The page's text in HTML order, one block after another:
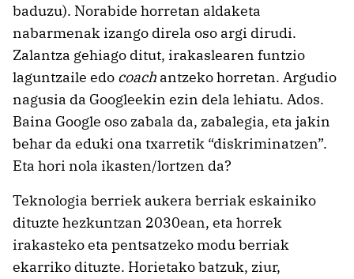
baduzu). Norabide horretan aldaketa
nabarmenak izango direla oso argi dirudi.
Zalantza gehiago ditut, irakaslearen funtzio
laguntzaile edo coach antzeko horretan. Argudio
nagusia da Googleekin ezin dela lehiatu. Ados.
Baina Google oso zabala da, zabalegia, eta jakin
behar da eduki ona txarretik “diskriminatzen”.
Eta hori nola ikasten/lortzen da?
Teknologia berriek aukera berriak eskainiko
dituzte hezkuntzan 2030ean, eta horrek
irakasteko eta pentsatzeko modu berriak
ekarriko dituzte. Horietako batzuk, ziur,